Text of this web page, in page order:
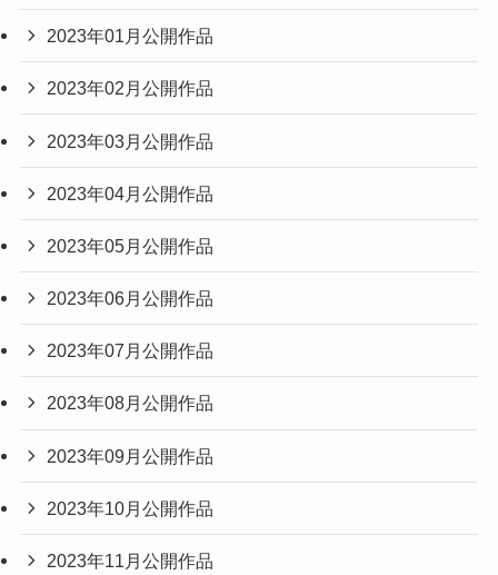
2023年01月公開作品
2023年02月公開作品
2023年03月公開作品
2023年04月公開作品
2023年05月公開作品
2023年06月公開作品
2023年07月公開作品
2023年08月公開作品
2023年09月公開作品
2023年10月公開作品
2023年11月公開作品